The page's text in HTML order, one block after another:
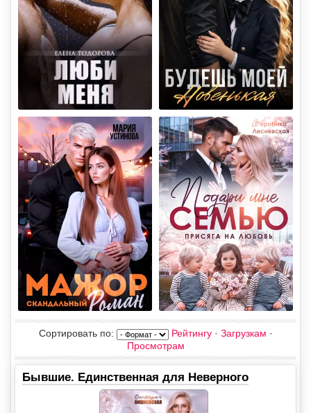
Сортировать по: Рейтингу· Загрузкам ·
Просмотрам
Бывшие. Единственная для Неверного